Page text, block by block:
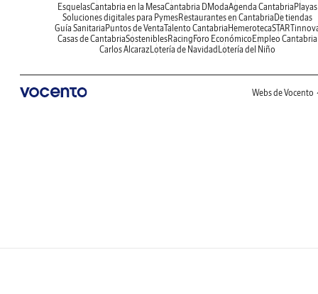
EsquelasCantabria en la MesaCantabria DModaAgenda Cantabria Playas
Soluciones digitales para PymesRestaurantes en Cantabria De tiendas
Guía Sanitaria Puntos de VentaTalento Cantabria Hemeroteca
Casas de CantabriaSosteniblesRacing Foro Económico Empleo Cantabria
Carlos Alcaraz Lotería de Navidad Lotería del Niño
Webs de Vocento